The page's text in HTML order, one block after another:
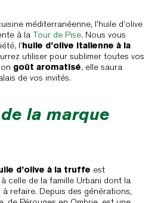
méditerranéenne, l’huile d’olive
à laTour de Pise. Nous vous
l’huile d’olive italienne à la
utiliser pour sublimer toutes vos
goût aromatisé, elle saura
de vos invités.
la marque
d’olive à la truffe est
celle de la famille Urbani dont la
à refaire. Depuis des générations,